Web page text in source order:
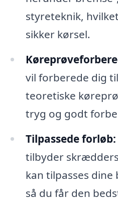
styreteknik,
sikker kørsel.
vil forberede dig
teoretiske
tryg og godt
Tilpassede forløb:
tilbyder
kan tilpasses
så du får den